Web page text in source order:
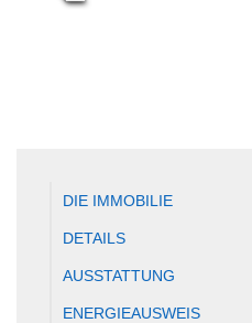
DIE IMMOBILIE
DETAILS
AUSSTATTUNG
ENERGIEAUSWEIS